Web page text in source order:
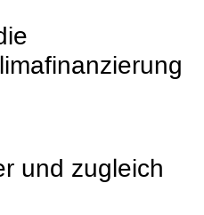
und zugleich